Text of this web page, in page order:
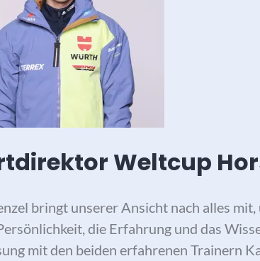
Weltcup
bringt unserer Ansicht nach alles
die Erfahrung und das
mit den beiden erfahrenen Trainern